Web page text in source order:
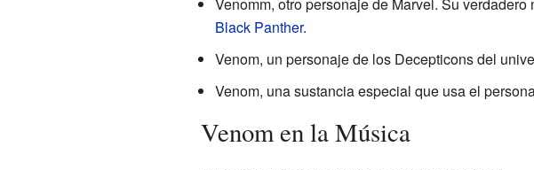
Black Panther.
Venom, un personaje de los Decepticons del
Venom, una sustancia especial que usa el
Venom en la Música